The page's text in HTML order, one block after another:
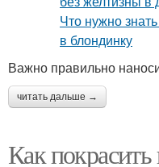
Важно правильно
читать дальше →
Как